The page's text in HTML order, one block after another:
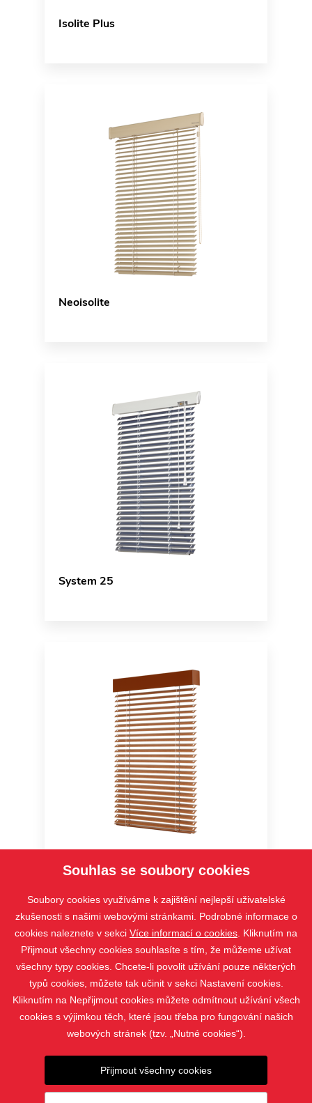
Isolite Plus
Neoisolite
System 25
PRODUKTY
Souhlas se soubory cookies
Soubory cookies využíváme k zajištění nejlepší uživatelské
zkušenosti s našimi webovými stránkami. Podrobné informace o
cookies naleznete v sekci Více informací o cookies . Kliknutím na
Přijmout všechny cookies souhlasíte s tím, že můžeme užívat
všechny typy cookies. Chcete-li povolit užívání pouze některých
typů cookies, můžete tak učinit v sekci Nastavení cookies.
Kliknutím na Nepřijmout cookies můžete odmítnout užívání všech
cookies s výjimkou těch, které jsou třeba pro fungování našich
webových stránek (tzv. „Nutné cookies“).
Přijmout všechny cookies